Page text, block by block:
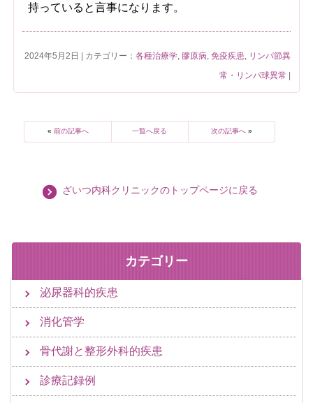
持っていると言事になります。
2024年5月2日 | カテゴリー： 各種治療学, 膠原病, 免疫疾患
リンパ節異
常・リンパ球異常 |
« 前の記事へ 一覧へ戻る 次の記事へ»
ざいつ内科クリニックのトップページに戻る
カテゴリー
泌尿器科的疾患
消化管学
骨代謝と整形外科的疾患
診療記録例